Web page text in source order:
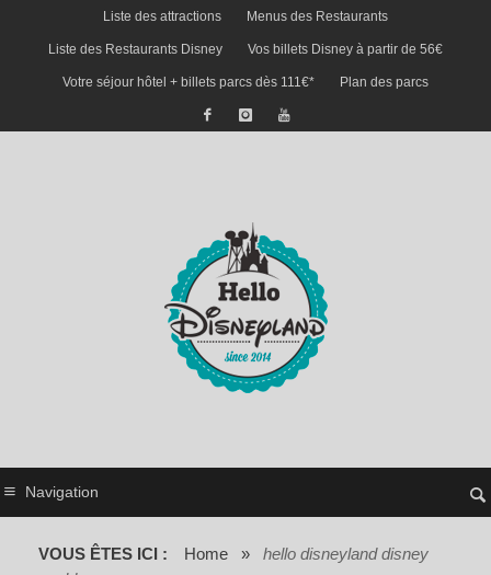
Liste des attractions Menus des Restaurants
Liste des Restaurants Disney Vos billets Disney à partir de 56€
Votre séjour hôtel + billets parcs dès 111€* Plan des parcs
Navigation
VOUS ÊTES ICI : Home »
hello disneyland disney